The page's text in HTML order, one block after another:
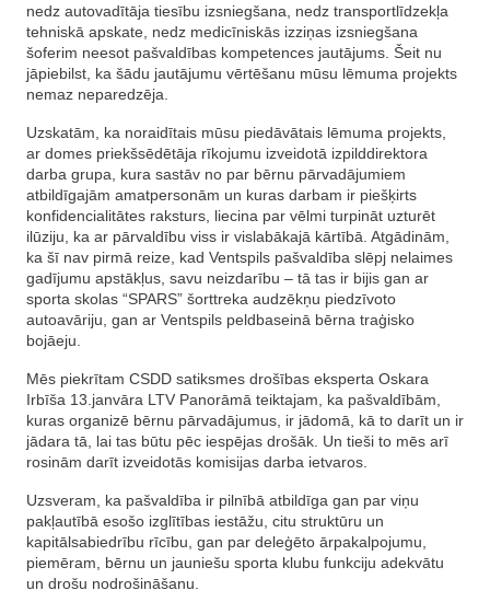
nedz autovadītāja tiesību izsniegšana, nedz transportlīdzekļa
tehniskā apskate, nedz medicīniskās izziņas izsniegšana
šoferim neesot pašvaldības kompetences jautājums. Šeit nu
jāpiebilst, ka šādu jautājumu vērtēšanu mūsu lēmuma projekts
nemaz neparedzēja.
Uzskatām, ka noraidītais mūsu piedāvātais lēmuma projekts,
ar domes priekšsēdētāja rīkojumu izveidotā izpilddirektora
darba grupa, kura sastāv no par bērnu pārvadājumiem
atbildīgajām amatpersonām un kuras darbam ir piešķirts
konfidencialitātes raksturs, liecina par vēlmi turpināt uzturēt
ilūziju, ka ar pārvaldību viss ir vislabākajā kārtībā. Atgādinām,
ka šī nav pirmā reize, kad Ventspils pašvaldība slēpj nelaimes
gadījumu apstākļus, savu neizdarību – tā tas ir bijis gan ar
sporta skolas “SPARS” šorttreka audzēkņu piedzīvoto
autoavāriju, gan ar Ventspils peldbaseinā bērna traģisko
bojāeju.
Mēs piekrītam CSDD satiksmes drošības eksperta Oskara
Irbīša 13.janvāra LTV Panorāmā teiktajam, ka pašvaldībām,
kuras organizē bērnu pārvadājumus, ir jādomā, kā to darīt un ir
jādara tā, lai tas būtu pēc iespējas drošāk. Un tieši to mēs arī
rosinām darīt izveidotās komisijas darba ietvaros.
Uzsveram, ka pašvaldība ir pilnībā atbildīga gan par viņu
pakļautībā esošo izglītības iestāžu, citu struktūru un
kapitālsabiedrību rīcību, gan par deleģēto ārpakalpojumu,
piemēram, bērnu un jauniešu sporta klubu funkciju adekvātu
un drošu nodrošināšanu.